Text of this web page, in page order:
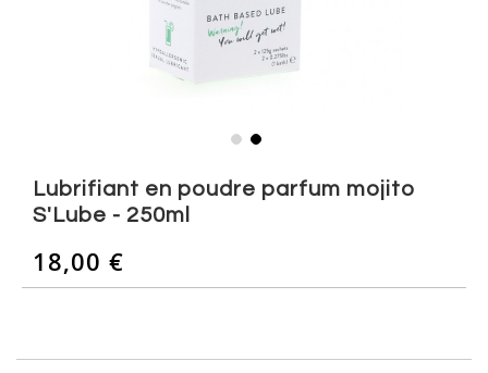
the
beginning
the
images
Lubrifiant en poudre parfum mojito
S'Lube - 250ml
18,00 €